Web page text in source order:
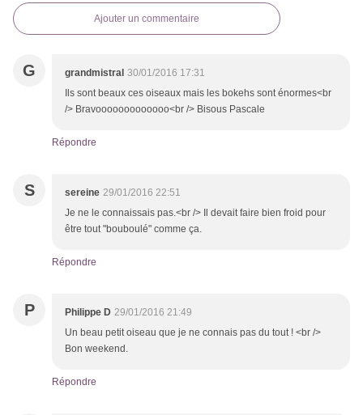
Ajouter un commentaire
G grandmistral 30/01/2016 17:31
Ils sont beaux ces oiseaux mais les bokehs sont énormes<br
/> Bravooooooooooooo<br /> Bisous Pascale
Répondre
S sereine 29/01/2016 22:51
Je ne le connaissais pas.<br /> Il devait faire bien froid pour
être tout "bouboulé" comme ça.
Répondre
P Philippe D 29/01/2016 21:49
Un beau petit oiseau que je ne connais pas du tout ! <br />
Bon weekend.
Répondre